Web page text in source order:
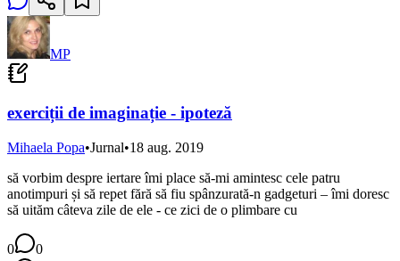
MP
exerciții de imaginație - ipoteză
Mihaela Popa•Jurnal•18 aug. 2019
să vorbim despre iertare îmi place să-mi amintesc cele patru
anotimpuri și să repet fără să fiu spânzurată-n gadgeturi – îmi doresc
să uităm câteva zile de ele - ce zici de o plimbare cu
0
0